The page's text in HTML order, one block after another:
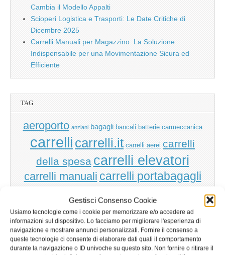
Gestisci Consenso Cookie
Usiamo tecnologie come i cookie per memorizzare e/o accedere ad
informazioni sul dispositivo. Lo facciamo per migliorare l'esperienza di
navigazione e mostrare annunci personalizzati. Fornire il consenso a
queste tecnologie ci consente di elaborare dati quali il comportamento
durante la navigazione o ID univoche su questo sito. Non fornire o ritirare il
Cambia il Modello Appalti
Scioperi Logistica e Trasporti: Le Date Critiche di
Dicembre 2025
Carrelli Manuali per Magazzino: La Soluzione
Indispensabile per una Movimentazione Sicura ed
Efficiente
TAG
aeroporto anziani bagagli bancali batterie carmeccanica
carrelli carrelli.it carrelli aerei carrelli
della spesa carrelli elevatori
carrelli manuali carrelli portabagagli
della spesa carrello spesa CE direttiva
macchine ecologia energia elettrica euro pallet gru idea import iPad
ipermercato logistica marcatura ce marketing manager muletto
om pallet patentino piattaforme rimorchi robot shopping